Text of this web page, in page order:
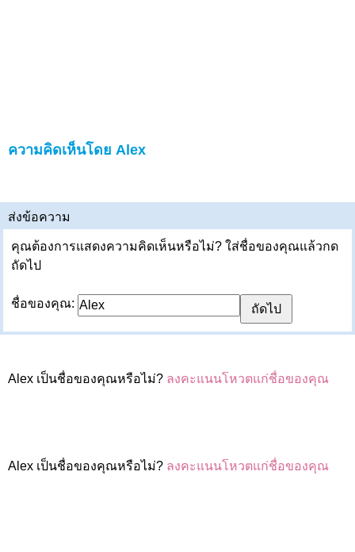
ความคิดเห็นโดย Alex
ส่งข้อความ
คุณต้องการแสดงความคิดเห็นหรือไม่? ใส่ชื่อของคุณแล้วกด
ถัดไป
ชื่อของคุณ:
Alex เป็นชื่อของคุณหรือไม่? ลงคะแนนโหวตแก่ชื่อของคุณ
Alex เป็นชื่อของคุณหรือไม่? ลงคะแนนโหวตแก่ชื่อของคุณ